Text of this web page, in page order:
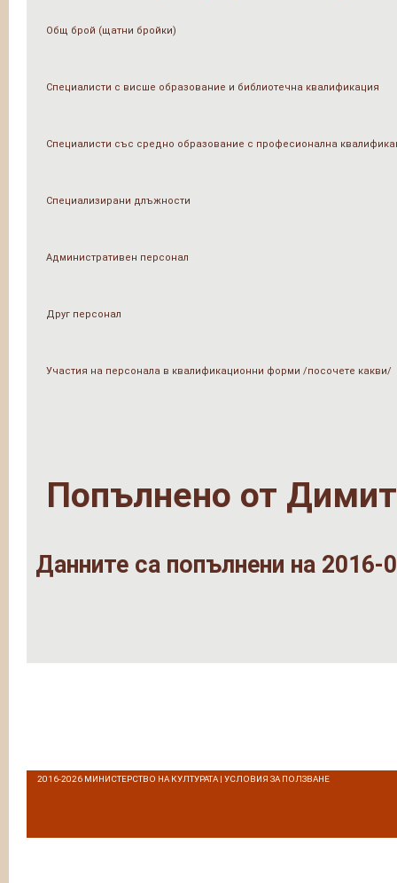
Общ брой (щатни бройки)
Специалисти с висше образование и библиотечна квалификация
Специалисти със средно образование с професионална
Специализирани длъжности
Административен персонал
Друг персонал
Участия на персонала в квалификационни форми /посочете какви/
Попълнено от
Данните са попълнени на 2016-
2016-2026 МИНИСТЕРСТВО НА КУЛТУРАТА | УСЛОВИЯ ЗА ПОЛЗВАНЕ